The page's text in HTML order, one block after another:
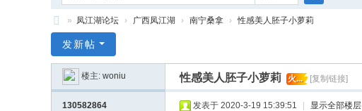
搜
江
» 凤江湖论坛 › 广西凤江湖 › 南宁桑拿 › 性感美人胚子小萝莉
发新帖
楼主: woniu 性感美人胚子小萝莉 火... [复制链接]
130582864 发表于 2020-3-19 15:39:51 显示全部楼层